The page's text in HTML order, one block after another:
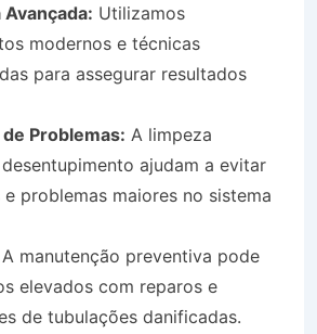
Utilizamos
modernos e técnicas
para assegurar resultados
Problemas: A limpeza
ajudam a evitar
problemas maiores no sistema
A manutenção preventiva pode
elevados com reparos e
de tubulações danificadas.